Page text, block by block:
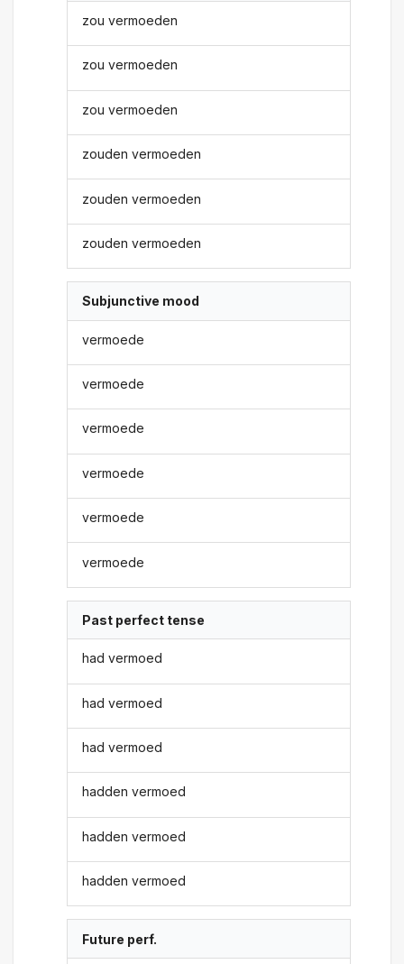
zou vermoeden
zou vermoeden
zou vermoeden
zouden vermoeden
zouden vermoeden
zouden vermoeden
Subjunctive mood
vermoede
vermoede
vermoede
vermoede
vermoede
vermoede
Past perfect tense
had vermoed
had vermoed
had vermoed
hadden vermoed
hadden vermoed
hadden vermoed
Future perf.